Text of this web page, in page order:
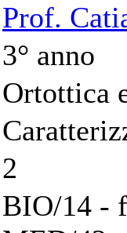
Prof.
3° anno
Ortottica
2
BIO/14 -